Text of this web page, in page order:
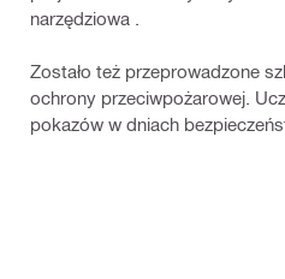
narzędziowa .
Zostało też przeprowadzone
ochrony przeciwpożarowej.
pokazów w dniach